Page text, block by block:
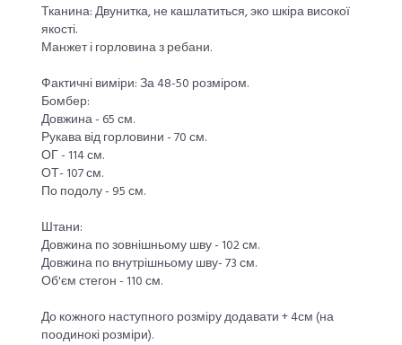
Тканина: Двунитка, не кашлатиться, эко шкіра високої
якості.
Манжет і горловина з ребани.
Фактичні виміри: За 48-50 розміром.
Бомбер:
Довжина - 65 см.
Рукава від горловини - 70 см.
ОГ - 114 см.
ОТ- 107 см.
По подолу - 95 см.
Штани:
Довжина по зовнішньому шву - 102 см.
Довжина по внутрішньому шву- 73 см.
Об'єм стегон - 110 см.
До кожного наступного розміру додавати + 4см (на
поодинокі розміри).